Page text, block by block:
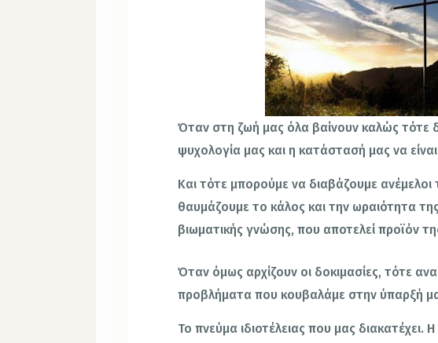
Όταν στη ζωή μας όλα βαίνουν καλώς τότε
ψυχολογία μας και η κατάστασή μας να
Και τότε μπορούμε να διαβάζουμε ανέμελοι
θαυμάζουμε το κάλος και την ωραιότητα
βιωματικής γνώσης, που αποτελεί προϊόν
Όταν όμως αρχίζουν οι δοκιμασίες, τότε
προβλήματα που κουβαλάμε στην ύπαρξή
Το πνεύμα ιδιοτέλειας που μας διακατέχει.